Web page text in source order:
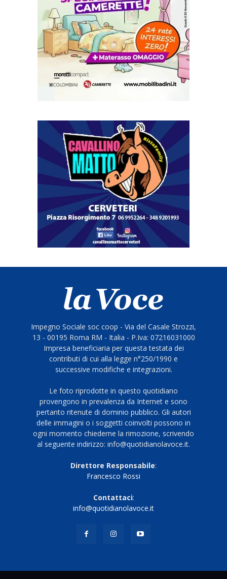
Impegno Sociale soc coop - Via del Casale Strozzi,
13 - 00195 Roma RM - Italia - P.Iva: 07216031000
Impresa beneficiaria per questa testata dei
contributi di cui alla legge n°250/1990 e
successive modifiche e integrazioni.
Le foto riprodotte in questo quotidiano
provengono in prevalenza da Internet e sono
pertanto ritenute di dominio pubblico. Gli autori
delle immagini o i soggetti coinvolti possono in
ogni momento chiederne la rimozione, scrivendo
al seguente indirizzo: info@quotidianolavoce.it.
Direttore Responsabile:
Francesco Rossi
Contattaci:
info@quotidianolavoce.it